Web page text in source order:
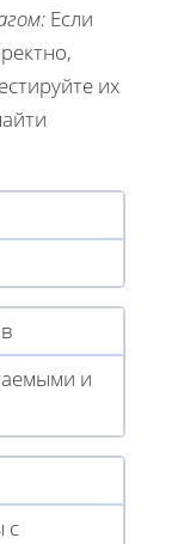
Если
их
и
с